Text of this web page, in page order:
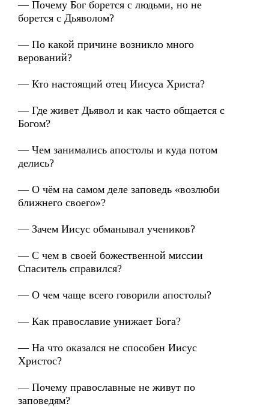
— Почему Бог борется с людьми, но не
борется с Дьяволом?
— По какой причине возникло много
верований?
— Кто настоящий отец Иисуса Христа?
— Где живет Дьявол и как часто общается с
Богом?
— Чем занимались апостолы и куда потом
делись?
— О чём на самом деле заповедь «возлюби
ближнего своего»?
— Зачем Иисус обманывал учеников?
— С чем в своей божественной миссии
Спаситель справился?
— О чем чаще всего говорили апостолы?
— Как православие унижает Бога?
— На что оказался не способен Иисус
Христос?
— Почему православные не живут по
заповедям?